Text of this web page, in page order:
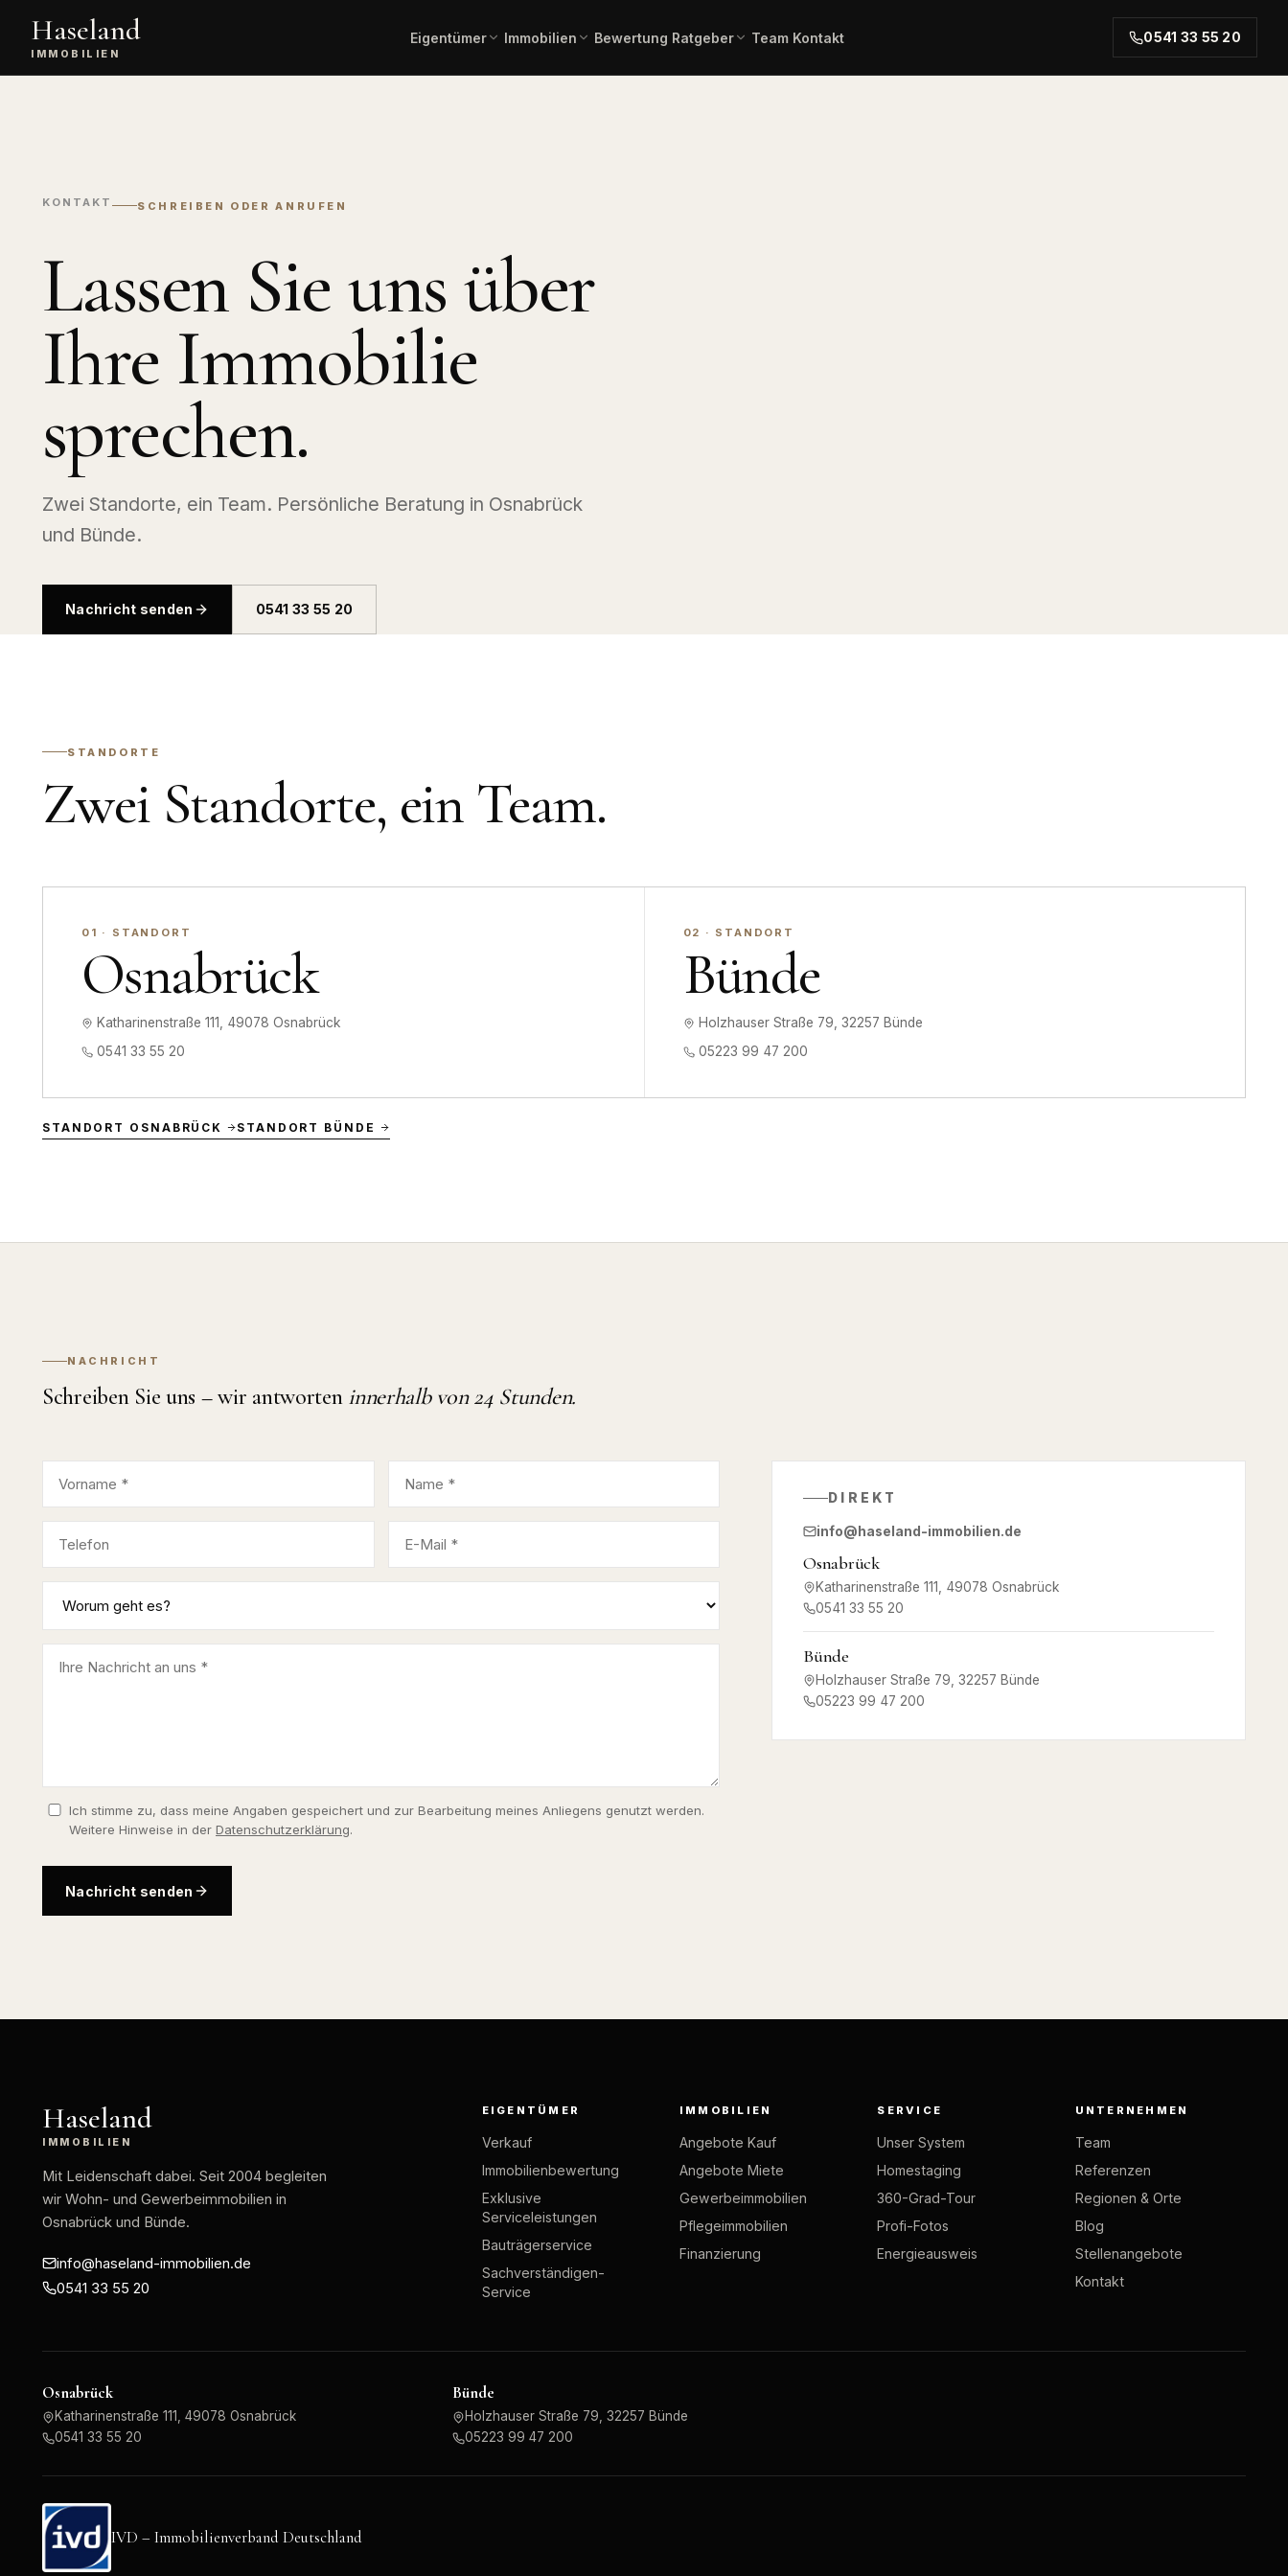
Haseland
IMMOBILIEN
Eigentümer
Übergabe.
Serviceleistungen
Premium-Vermarktung mit
Mehrwert.
Komplette Vermarktung
neuer Bauvorhaben.
Sachverständigen-
Service
Gutachten und detaillierte
Bewertung.
Pferdeimmobilien und
Reitanlagen.
Immobilien
Landwirtschaftliche
Immobilien
Höfe, Äcker, Forstflächen.
Immobilientausch
Verkauf und Neukauf in einem
Finanzierung
KfW, Anschluss, Forward,
Bewertung Ratgeber Team Kontakt 0541 33 55 20
KONTAKT SCHREIBEN ODER ANRUFEN
Lassen Sie uns über
Ihre Immobilie
sprechen.
Zwei Standorte, ein Team. Persönliche Beratung in Osnabrück
und Bünde.
Nachricht senden 0541 33 55 20
STANDORTE
Zwei Standorte, ein Team.
0 1 · STANDORT
Osnabrück
Katharinenstraße 111, 49078 Osnabrück
0541 33 55 20
02 · STANDORT
Bünde
Holzhauser Straße 79, 32257 Bünde
05223 99 47 200
STANDORT OSNABRÜCK STANDORT BÜNDE
NACHRICHT
Schreiben Sie uns – wir antworten innerhalb von 24 Stunden.
Ich stimme zu, dass meine Angaben gespeichert und zur Bearbeitung meines Anliegens genutzt werden.
Weitere Hinweise in der Datenschutzerklärung.
Nachricht senden
DIREKT
info@haseland-immobilien.de
Osnabrück
Katharinenstraße 111, 49078 Osnabrück
0541 33 55 20
Bünde
Holzhauser Straße 79, 32257 Bünde
05223 99 47 200
Haseland
IMMOBILIEN
Mit Leidenschaft dabei. Seit 2004 begleiten
wir Wohn- und Gewerbeimmobilien in
Osnabrück und Bünde.
info@haseland-immobilien.de
0541 33 55 20
EIGENTÜMER
Verkauf
Immobilienbewertung
Exklusive
Serviceleistungen
Bauträgerservice
Sachverständigen-
Service
IMMOBILIEN
Angebote Kauf
Angebote Miete
Gewerbeimmobilien
Pflegeimmobilien
Finanzierung
SERVICE
Unser System
Homestaging
360-Grad-Tour
Profi-Fotos
Energieausweis
UNTERNEHMEN
Team
Referenzen
Regionen & Orte
Blog
Stellenangebote
Kontakt
Osnabrück
Katharinenstraße 111, 49078 Osnabrück
0541 33 55 20
Bünde
Holzhauser Straße 79, 32257 Bünde
05223 99 47 200
IVD – Immobilienverband Deutschland